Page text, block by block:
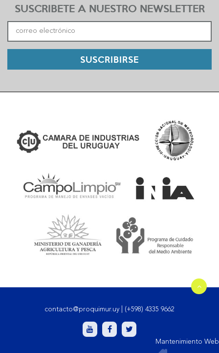
SUSCRIBETE A NUESTRO NEWSLETTER
SUSCRIBIRSE
contacto@proquimur.uy (+598) 4335 9662
Mantenimiento Web